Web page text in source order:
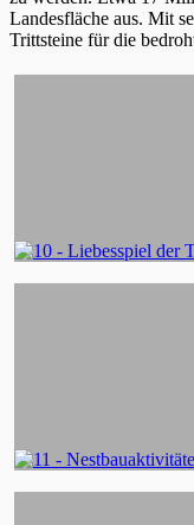
Landesfläche aus. Mit
Trittsteine für die